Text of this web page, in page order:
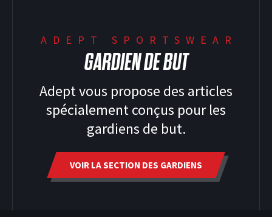
ADEPT SPORTSWEAR
GARDIEN DE BUT
Adept vous propose des articles
spécialement conçus pour les
gardiens de but.
VOIR LA SECTION DES GARDIENS